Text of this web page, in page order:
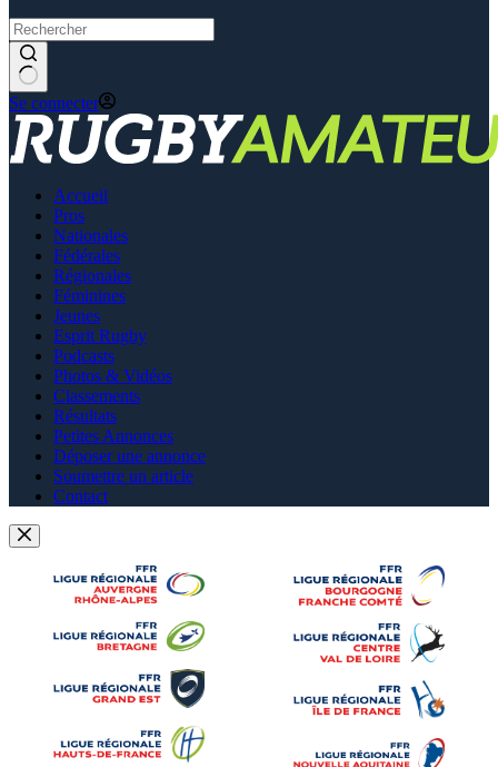
Se connecter
Accueil
Pros
Nationales
Fédérales
Régionales
Féminines
Jeunes
Esprit Rugby
Podcasts
Photos & Vidéos
Classements
Résultats
Petites Annonces
Déposer une annonce
Soumettre un article
Contact